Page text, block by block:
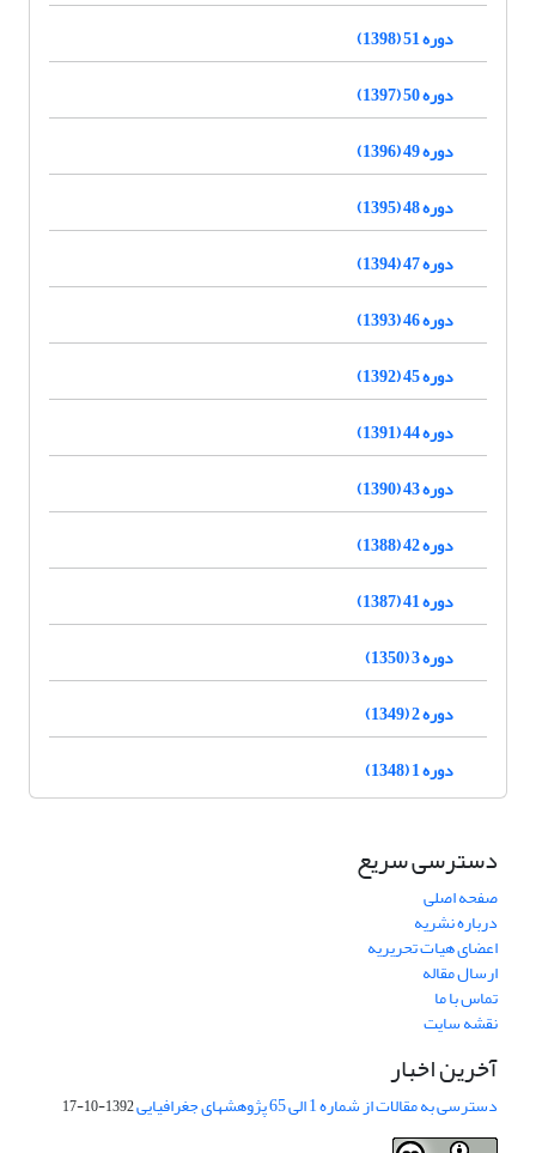
دوره 51 (1398)
دوره 50 (1397)
دوره 49 (1396)
دوره 48 (1395)
دوره 47 (1394)
دوره 46 (1393)
دوره 45 (1392)
دوره 44 (1391)
دوره 43 (1390)
دوره 42 (1388)
دوره 41 (1387)
دوره 3 (1350)
دوره 2 (1349)
دوره 1 (1348)
دسترسی سریع
صفحه اصلی
درباره نشریه
اعضای هیات تحریریه
ارسال مقاله
تماس با ما
نقشه سایت
آخرین اخبار
دسترسی به مقالات از شماره 1 الی 65 پژوهشهای جغرافیایی 1392-10-17